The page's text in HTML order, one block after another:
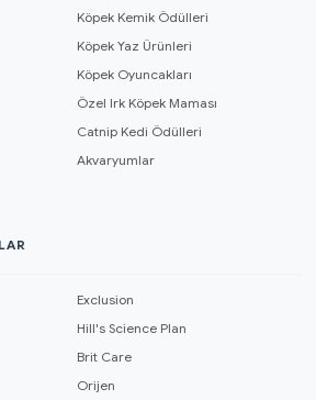
Köpek Kemik Ödülleri
Köpek Yaz Ürünleri
Köpek Oyuncakları
Özel Irk Köpek Maması
Catnip Kedi Ödülleri
Akvaryumlar
Exclusion
Hill's Science Plan
Brit Care
Orijen